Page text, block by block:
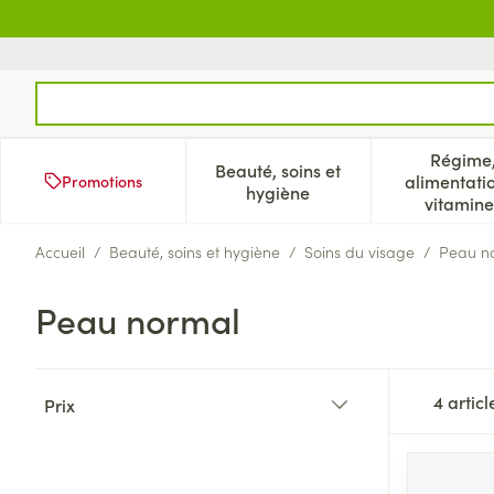
Promotions
Beauté, soins et
hygièneAfficher le sous-menu
Régime,
Accueil / Beauté, soins et hygiène / Soins du visage / Peau
Peau normal
Prix
4